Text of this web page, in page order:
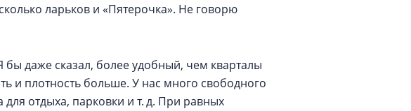
ларьков и «Пятерочка». Не говорю
даже сказал, более удобный, чем кварталы
и плотность больше. У нас много свободного
для отдыха, парковки и т. д. При равных